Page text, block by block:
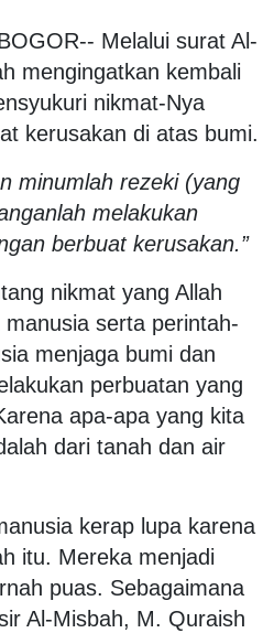
Melalui surat Al-
mengingatkan kembali
nikmat-Nya
kerusakan di atas bumi.
minumlah rezeki (yang
melakukan
berbuat kerusakan.”
nikmat yang Allah
serta perintah-
menjaga bumi dan
perbuatan yang
apa-apa yang kita
dari tanah dan air
kerap lupa karena
itu. Mereka menjadi
puas. Sebagaimana
Al-Misbah, M. Quraish